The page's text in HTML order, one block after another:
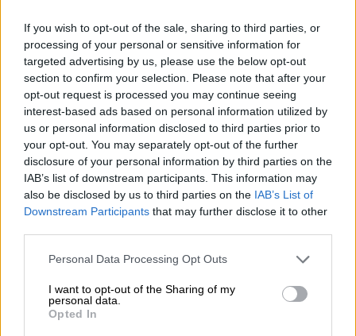
If you wish to opt-out of the sale, sharing to third parties, or
processing of your personal or sensitive information for
targeted advertising by us, please use the below opt-out
section to confirm your selection. Please note that after your
opt-out request is processed you may continue seeing
interest-based ads based on personal information utilized by
us or personal information disclosed to third parties prior to
your opt-out. You may separately opt-out of the further
disclosure of your personal information by third parties on the
IAB’s list of downstream participants. This information may
also be disclosed by us to third parties on the IAB’s List of
Downstream Participants that may further disclose it to other
Please note that this website/app uses one or more Google
not limited to your visit or usage behaviour. You may click to
grant or deny consent to Google and its third-party tags to
use your data for below specified purposes in below Google
Personal Data Processing Opt Outs
I want to opt-out of the Sharing of my
personal data.
Opted In
Ελλάδα|26.05.2021 13:47
Λευκορωσία – Αεροπειρατεία: Τα
νεότερα για τους 3 που κατέβηκαν στο
Μινσκ – Τι ψάχνει η ΕΥΠ
Οι τελευταίες εξελίξεις γύρω από την
πολύκροτη υπόθεση